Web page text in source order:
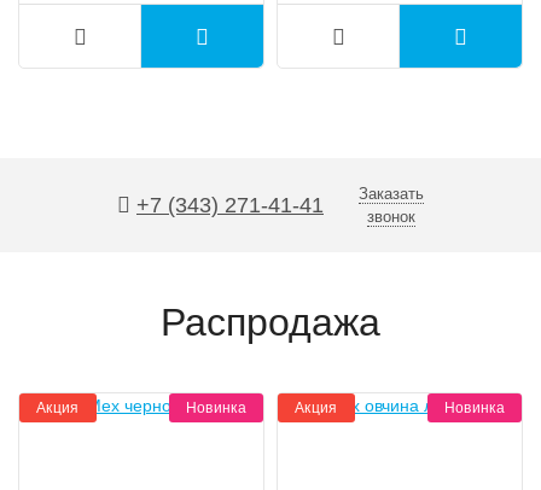
+7 (343) 271-41-41
Заказать
звонок
Распродажа
Акция Новинка Акция Новинка